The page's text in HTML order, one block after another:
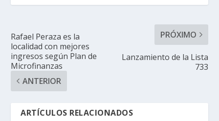
Rafael Peraza es la
localidad con mejores
ingresos según Plan de
Microfinanzas
ANTERIOR
PRÓXIMO
Lanzamiento de la Lista
733
ARTÍCULOS RELACIONADOS